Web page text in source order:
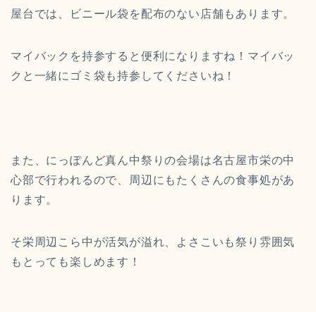
屋台では、ビニール袋を配布のない店舗もあります。
マイバックを持参すると便利になりますね！マイバッ
クと一緒にゴミ袋も持参してくださいね！
また、にっぽんど真ん中祭りの会場は名古屋市栄の中
心部で行われるので、周辺にもたくさんの食事処があ
ります。
そ栄周辺こら中が活気が溢れ、よさこいも祭り雰囲気
もとっても楽しめます！